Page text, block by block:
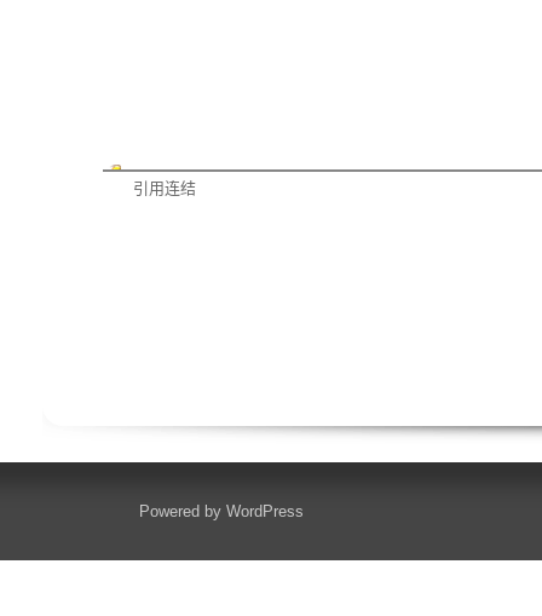
引用连结
Powered by WordPress